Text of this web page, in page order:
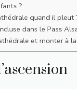
?
quand il pleut
dans le Pass
et monter à